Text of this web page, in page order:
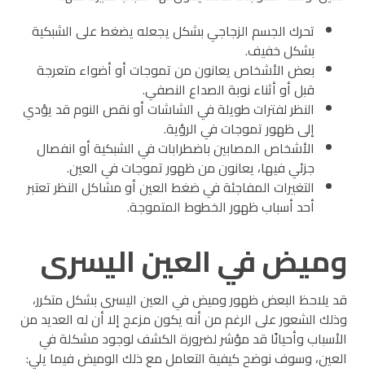
تحرك الجسم الزجاجي بشكل يجعله يضغط على الشبكية
بشكل خفيف.
بعض الأشخاص يعانون من تموجات أو أضواء متعرجة
قبل أو أثناء نوبة الصداع النصفي.
النظر لفترات طويلة في الشاشات أو نقص النوم قد يؤدي
إلى ظهور تموجات في الرؤية.
الأشخاص المصابين باضطرابات في الشبكية أو انفصال
جزئي فيها، يعانون من ظهور تموجات في العين.
التغيرات المفاجئة في ضغط العين أو مشاكل النظر تعتبر
أحد أسباب ظهور الخطوط المتموجة.
وميض في العين اليسرى
قد يلاحظ البعض ظهور وميض في العين اليسرى بشكل متكرر،
وذلك الشعور على الرغم من أنه يكون مزعج إلا أن له العديد من
الأسباب وأحيانًا قد مؤشر لضرورة الكشف لوجود مشكلة في
العين، وسوف نوضح كيفية التعامل مع ذلك الوميض فيما يلي: